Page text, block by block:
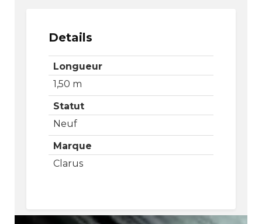
Details
Longueur
1,50 m
Statut
Neuf
Marque
Clarus